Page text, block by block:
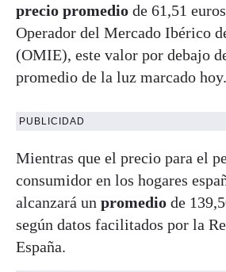
precio promedio de 61,51
Operador del Mercado Ibérico
(OMIE), este valor por debajo
promedio de la luz marcado hoy.
PUBLICIDAD
Mientras que el precio para el
consumidor en los hogares
alcanzará un promedio de
según datos facilitados por la
España.